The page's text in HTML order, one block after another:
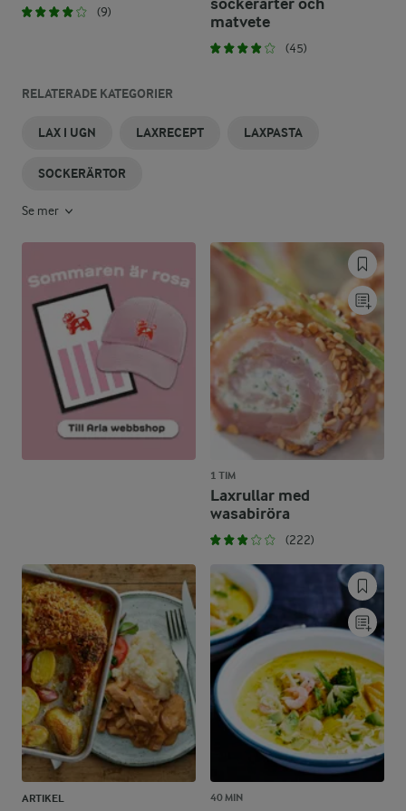
(9)
sockerärter och
matvete
(45)
RELATERADE KATEGORIER
LAX I UGN LAXRECEPT LAXPASTA
SOCKERÄRTOR
Se mer
1 TIM
Laxrullar med
wasabiröra
(222)
ARTIKEL 40 MIN